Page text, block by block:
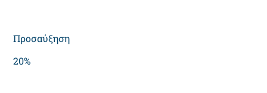
Προσαύξηση
20%